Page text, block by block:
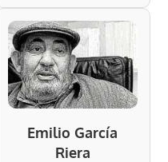
Emilio García
Riera